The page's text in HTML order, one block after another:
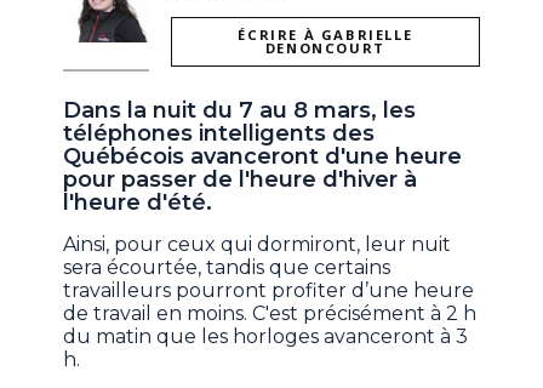
ÉCRIRE À GABRIELLE
DENONCOURT
Dans la nuit du 7 au 8 mars, les
téléphones intelligents des
Québécois avanceront d'une heure
pour passer de l'heure d'hiver à
l'heure d'été.
Ainsi, pour ceux qui dormiront, leur nuit
sera écourtée, tandis que certains
travailleurs pourront profiter d’une heure
de travail en moins. C'est précisément à 2 h
du matin que les horloges avanceront à 3
h.